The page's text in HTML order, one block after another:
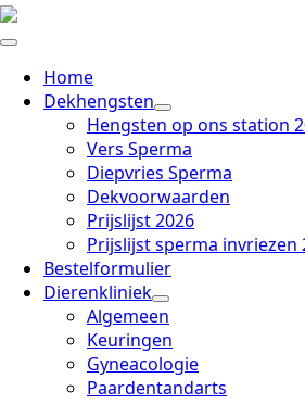
Home
Dekhengsten
Hengsten op ons station
Vers Sperma
Diepvries Sperma
Dekvoorwaarden
Prijslijst 2026
Prijslijst sperma invriezen
Bestelformulier
Dierenkliniek
Algemeen
Keuringen
Gyneacologie
Paardentandarts